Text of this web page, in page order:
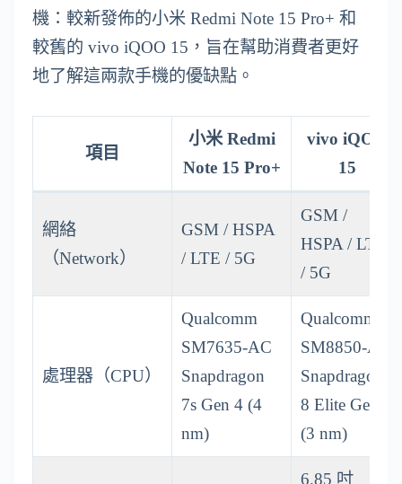
機：較新發佈的小米 Redmi Note 15 Pro+ 和
較舊的 vivo iQOO 15，旨在幫助消費者更好
地了解這兩款手機的優缺點。
項目
小米 Redmi
Note 15 Pro+
vivo iQOO
15
網絡
（Network）
GSM / HSPA
/ LTE / 5G
GSM /
HSPA / LTE
/ 5G
處理器（CPU）
Qualcomm
SM7635-AC
Snapdragon
7s Gen 4 (4
nm)
Qualcomm
SM8850-AC
Snapdragon
8 Elite Gen 5
(3 nm)
6.85 吋